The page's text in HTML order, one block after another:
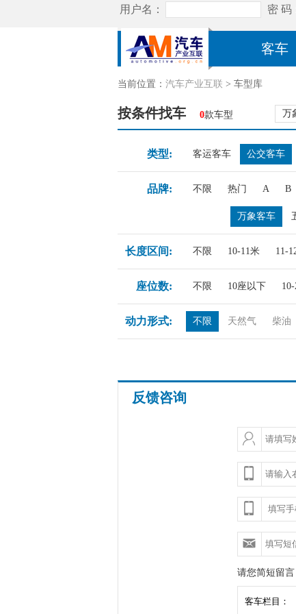
客车
当前位置： 汽车产业互联 > 车型库
按条件找车 0款车型 万
类型: 客运客车 公交客车
品牌: 不限 热门 A B
万象客车
长度区间: 不限 10-11米 11-
座位数: 不限 10座以下
动力形式: 不限 天然气 柴油
反馈咨询
请您简短留言